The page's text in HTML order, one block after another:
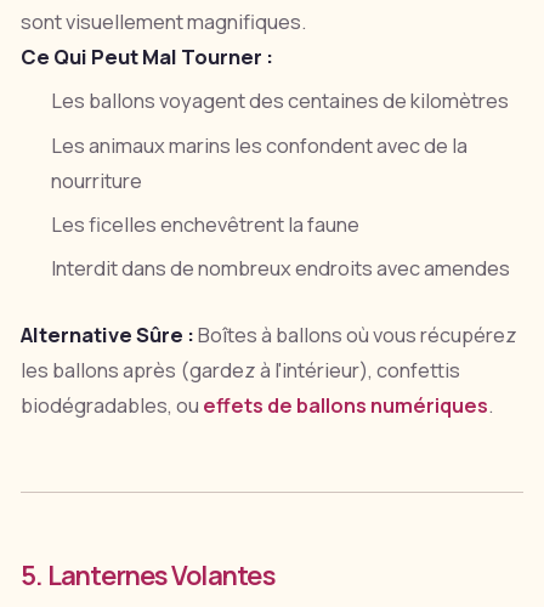
sont visuellement magnifiques.
Ce Qui Peut Mal Tourner :
Les ballons voyagent des centaines de kilomètres
Les animaux marins les confondent avec de la
nourriture
Les ficelles enchevêtrent la faune
Interdit dans de nombreux endroits avec amendes
Alternative Sûre :Boîtes à ballons où vous récupérez
les ballons après (gardez à l'intérieur), confettis
biodégradables, ou effets de ballons numériques.
5. Lanternes Volantes